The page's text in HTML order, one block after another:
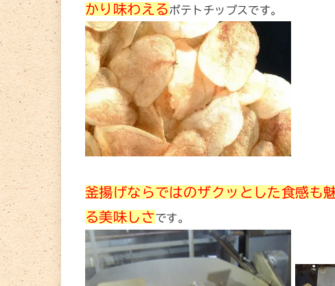
かり味わえるポテトチップスです。
釜揚げならではのザクッとした食感も
る美味しさです。